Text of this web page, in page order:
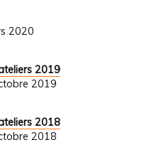
2020
2019
2019
2018
2018